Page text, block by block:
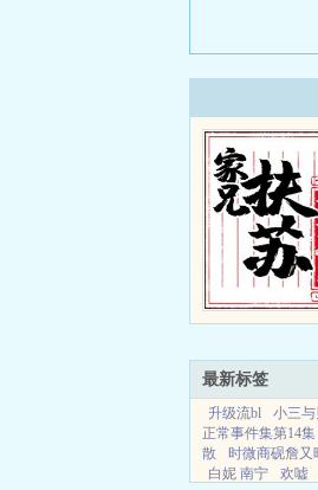
最新标签
升级流bl 小三
正常事件集第14集
散
时微商砚詹又
白妮 南宁
欢嘘